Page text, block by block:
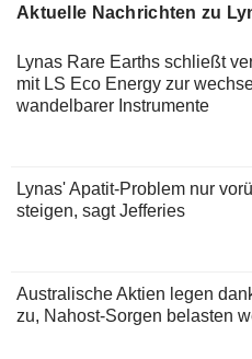
Aktuelle Nachrichten zu
Lynas Rare Earths schließt
mit LS Eco Energy zur
wandelbarer Instrumente
Lynas' Apatit-Problem nur
steigen, sagt Jefferies
Australische Aktien legen
zu, Nahost-Sorgen belasten